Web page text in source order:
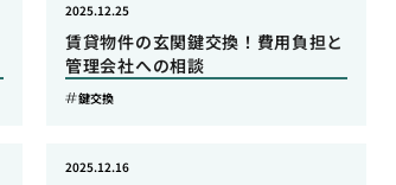
賃貸物件の玄関鍵交換！費用負担と
管理会社への相談
2025.12.25
鍵交換
2025.12.16